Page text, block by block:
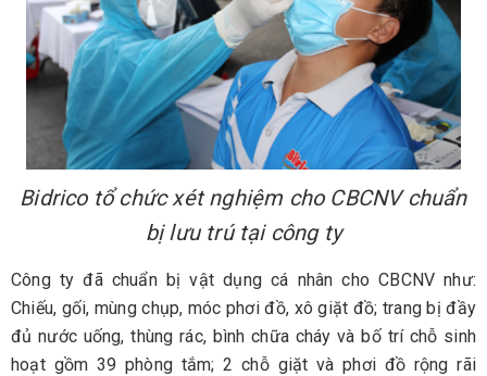
Bidrico tổ chức xét nghiệm cho CBCNV chuẩn
bị lưu trú tại công ty
Công ty đã chuẩn bị vật dụng cá nhân cho CBCNV như:
Chiếu, gối, mùng chụp, móc phơi đồ, xô giặt đồ; trang bị đầy
đủ nước uống, thùng rác, bình chữa cháy và bố trí chỗ sinh
hoạt gồm 39 phòng tắm; 2 chỗ giặt và phơi đồ rộng rãi